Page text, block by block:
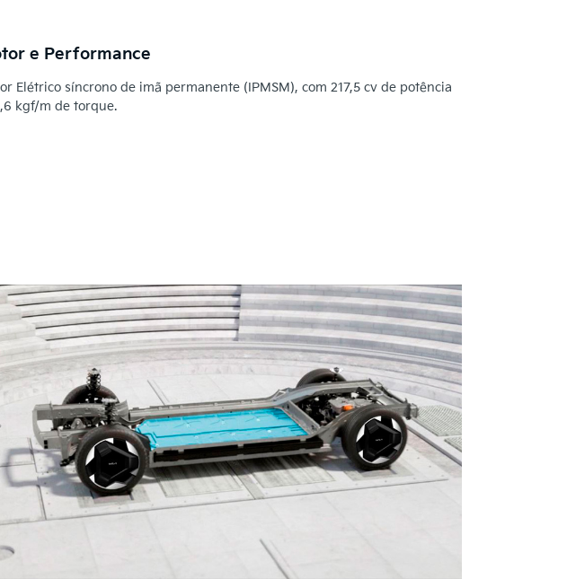
e Performance
Elétrico síncrono de imã permanente (IPMSM), com 217,5 cv de potência
kgf/m de torque.